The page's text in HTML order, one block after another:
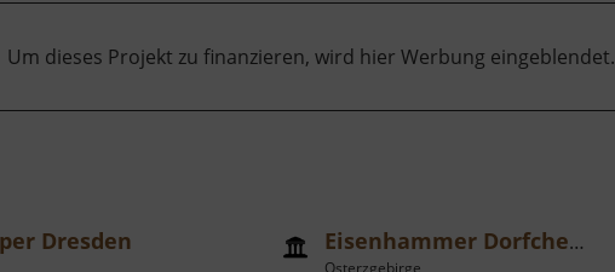
Um dieses Projekt zu finanzieren, wird hier Werbung eingeblendet.
Dresden Eisenhammer Dorfchemnitz
Osterzgebirge